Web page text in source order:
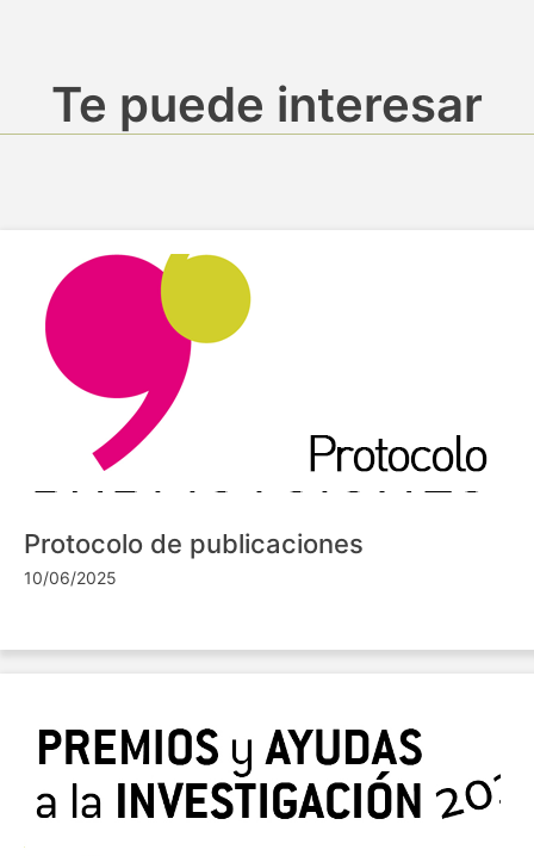
Te puede interesar
Protocolo de publicaciones
10/06/2025